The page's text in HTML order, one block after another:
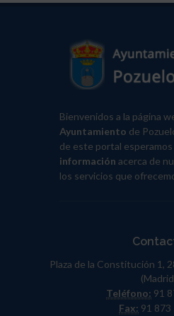
Bienvenidos a la página
Ayuntamiento de
de este portal
información acerca de
los servicios que
Plaza de la Constitución 1,
Teléfono: 91
Fax: 91 873